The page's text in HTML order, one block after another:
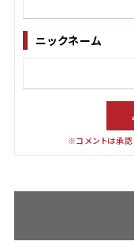
ニックネーム
※コメントは承認